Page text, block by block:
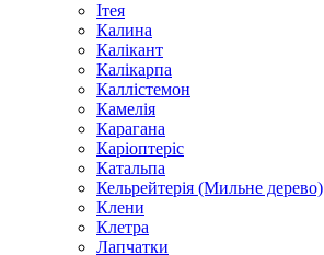
Ітея
Калина
Калікант
Калікарпа
Каллістемон
Камелія
Карагана
Каріоптеріс
Катальпа
Кельрейтерія (Мильне дерево)
Клени
Клетра
Лапчатки